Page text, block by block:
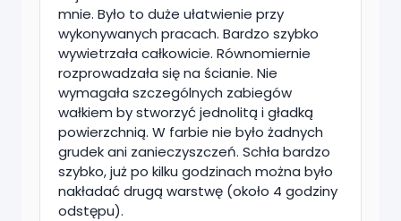
mnie. Było to duże ułatwienie przy
wykonywanych pracach. Bardzo szybko
wywietrzała całkowicie. Równomiernie
rozprowadzała się na ścianie. Nie
wymagała szczególnych zabiegów
wałkiem by stworzyć jednolitą i gładką
powierzchnią. W farbie nie było żadnych
grudek ani zanieczyszczeń. Schła bardzo
szybko, już po kilku godzinach można było
nakładać drugą warstwę (około 4 godziny
odstępu).